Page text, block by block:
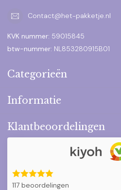
Contact@het-pakketje.nl
KVK nummer: 59015845
btw-nummer: NL853280915B01
Categorieën
Informatie
Klantbeoordelingen
117 beoordelingen